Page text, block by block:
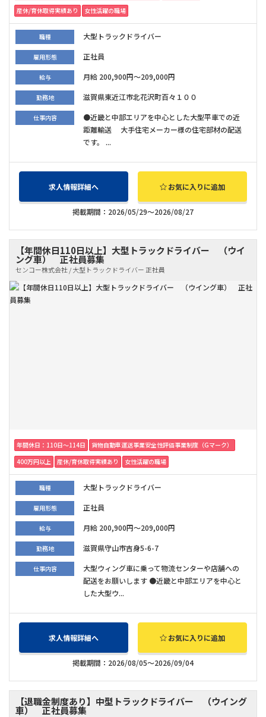
産休/育休取得実績あり
女性活躍の職場
職種 大型トラックドライバー
雇用形態 正社員
給与 月給 200,900円～209,000円
勤務地 滋賀県東近江市北花沢町百々１００
仕事内容
●近畿と中部エリアを中心とした大型平車での近
距離輸送 大手住宅メーカー様の住宅部材の配送
です。 ...
求人情報詳細へ お気に入りに追加
掲載期間：2026/05/29～2026/08/27
【年間休日110日以上】大型トラックドライバー （ウイ
ング車） 正社員募集
センコー株式会社 / 大型トラックドライバー 正社員
年間休日：110日〜114日
貨物自動車運送事業安全性評価事業制度（Gマーク）
400万円以上
産休/育休取得実績あり 女性活躍の職場
職種 大型トラックドライバー
雇用形態 正社員
給与 月給 200,900円～209,000円
勤務地 滋賀県守山市吉身5-6-7
仕事内容
大型ウィング車に乗って物流センターや店舗への
配送をお願いします ●近畿と中部エリアを中心と
した大型ウ...
求人情報詳細へ お気に入りに追加
掲載期間：2026/08/05～2026/09/04
【退職金制度あり】中型トラックドライバー （ウイング
車） 正社員募集